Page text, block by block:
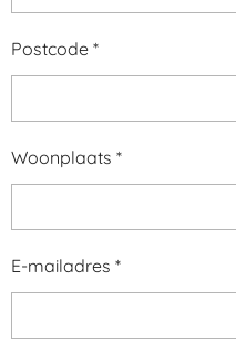
Postcode *
Woonplaats *
E-mailadres *